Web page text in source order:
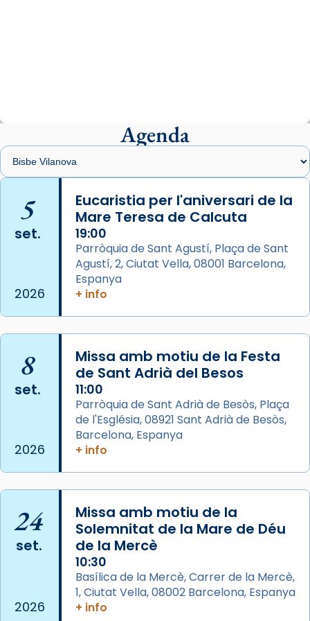
presidit aquest 27 de juliol la missa de Les
Santes de Mataró.
🔗
📸 J. Merino
Photo
View on Facebook ·
Arquebisbat de Barcelona
de Barcelona.
2 weeks ago
comitè organitzador de la visita apostòlica
del Sant Pare Lleó XIV a Barcelona, i als
col·laboradors, a la Catedral de Barcelona.
L’arquebisbe de Barcelona, el cardenal Joan
Josep Omella, ha presidit la missa i l’ha
concelebrat el bisbe auxiliar de Barcelona,
Mons. David Abadías.
📸 Dr. G. Simón
Photo
View on Facebook · Share
Arquebisbat de Barcelona
2 weeks ago
Memòria de les santes Juliana i
Agenda
5
set.
2026
Eucaristia per l'aniversari de la
Mare Teresa de Calcuta
19:00
Parròquia de Sant Agustí, Plaça de Sant
Agustí, 2, Ciutat Vella, 08001 Barcelona,
Espanya
+ info
8
set.
2026
Missa amb motiu de la Festa
de Sant Adrià del Besos
11:00
Parròquia de Sant Adrià de Besòs, Plaça
de l'Església, 08921 Sant Adrià de Besòs,
Barcelona, Espanya
+ info
24
set.
2026
Missa amb motiu de la
Solemnitat de la Mare de Déu
de la Mercè
10:30
Basílica de la Mercè, Carrer de la Mercè,
1, Ciutat Vella, 08002 Barcelona, Espanya
+ info